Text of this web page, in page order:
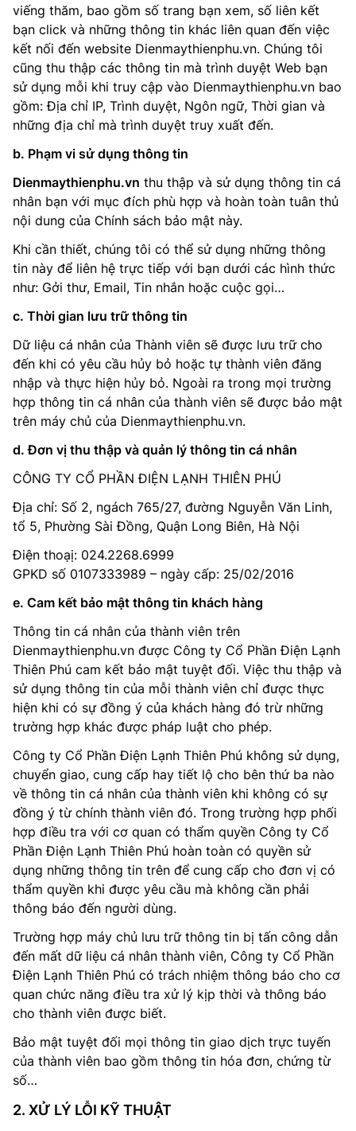
viếng thăm, bao gồm số trang bạn xem, số liên kết
bạn click và những thông tin khác liên quan đến việc
kết nối đến website Dienmaythienphu.vn. Chúng tôi
cũng thu thập các thông tin mà trình duyệt Web bạn
sử dụng mỗi khi truy cập vào Dienmaythienphu.vn bao
gồm: Địa chỉ IP, Trình duyệt, Ngôn ngữ, Thời gian và
những địa chỉ mà trình duyệt truy xuất đến.
b. Phạm vi sử dụng thông tin
Dienmaythienphu.vn thu thập và sử dụng thông tin cá
nhân bạn với mục đích phù hợp và hoàn toàn tuân thủ
nội dung của Chính sách bảo mật này.
Khi cần thiết, chúng tôi có thể sử dụng những thông
tin này để liên hệ trực tiếp với bạn dưới các hình thức
như: Gởi thư, Email, Tin nhắn hoặc cuộc gọi…
c. Thời gian lưu trữ thông tin
Dữ liệu cá nhân của Thành viên sẽ được lưu trữ cho
đến khi có yêu cầu hủy bỏ hoặc tự thành viên đăng
nhập và thực hiện hủy bỏ. Ngoài ra trong mọi trường
hợp thông tin cá nhân của thành viên sẽ được bảo mật
trên máy chủ của Dienmaythienphu.vn.
d. Đơn vị thu thập và quản lý thông tin cá nhân
CÔNG TY CỔ PHẦN ĐIỆN LẠNH THIÊN PHÚ
Địa chỉ: Số 2, ngách 765/27, đường Nguyễn Văn Linh,
tổ 5, Phường Sài Đồng, Quận Long Biên, Hà Nội
Điện thoạị: 024.2268.6999
GPKD số 0107333989 – ngày cấp: 25/02/2016
e. Cam kết bảo mật thông tin khách hàng
Thông tin cá nhân của thành viên trên
Dienmaythienphu.vn được Công ty Cổ Phần Điện Lạnh
Thiên Phú cam kết bảo mật tuyệt đối. Việc thu thập và
sử dụng thông tin của mỗi thành viên chỉ được thực
hiện khi có sự đồng ý của khách hàng đó trừ những
trường hợp khác được pháp luật cho phép.
Công ty Cổ Phần Điện Lạnh Thiên Phú không sử dụng,
chuyển giao, cung cấp hay tiết lộ cho bên thứ ba nào
về thông tin cá nhân của thành viên khi không có sự
đồng ý từ chính thành viên đó. Trong trường hợp phối
hợp điều tra với cơ quan có thẩm quyền Công ty Cổ
Phần Điện Lạnh Thiên Phú hoàn toàn có quyền sử
dụng những thông tin trên để cung cấp cho đơn vị có
thẩm quyền khi được yêu cầu mà không cần phải
thông báo đến người dùng.
Trường hợp máy chủ lưu trữ thông tin bị tấn công dẫn
đến mất dữ liệu cá nhân thành viên, Công ty Cổ Phần
Điện Lạnh Thiên Phú có trách nhiệm thông báo cho cơ
quan chức năng điều tra xử lý kịp thời và thông báo
cho thành viên được biết.
Bảo mật tuyệt đối mọi thông tin giao dịch trực tuyến
của thành viên bao gồm thông tin hóa đơn, chứng từ
số…
2. XỬ LÝ LỖI KỸ THUẬT